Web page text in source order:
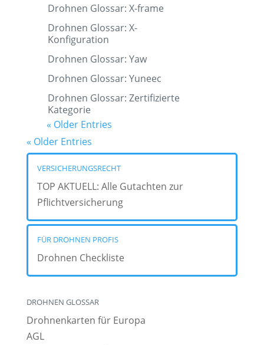
Drohnen Glossar: X-frame
Drohnen Glossar: X-
Konfiguration
Drohnen Glossar: Yaw
Drohnen Glossar: Yuneec
Drohnen Glossar: Zertifizierte
Kategorie
« Older Entries
« Older Entries
VERSICHERUNGSRECHT
TOP AKTUELL: Alle Gutachten zur
Pflichtversicherung
FÜR DROHNEN PROFIS
Drohnen Checkliste
DROHNEN GLOSSAR
Drohnenkarten für Europa
AGL